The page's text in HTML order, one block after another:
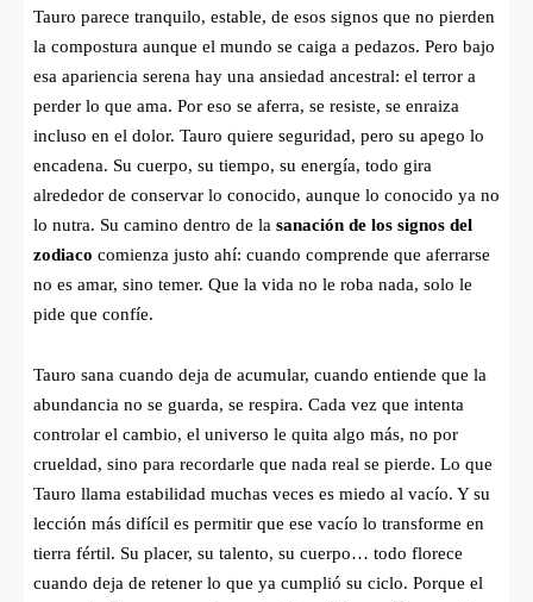
Tauro parece tranquilo, estable, de esos signos que no pierden
la compostura aunque el mundo se caiga a pedazos. Pero bajo
esa apariencia serena hay una ansiedad ancestral: el terror a
perder lo que ama. Por eso se aferra, se resiste, se enraiza
incluso en el dolor. Tauro quiere seguridad, pero su apego lo
encadena. Su cuerpo, su tiempo, su energía, todo gira
alrededor de conservar lo conocido, aunque lo conocido ya no
lo nutra. Su camino dentro de la sanación de los signos del
zodiaco comienza justo ahí: cuando comprende que aferrarse
no es amar, sino temer. Que la vida no le roba nada, solo le
pide que confíe.
Tauro sana cuando deja de acumular, cuando entiende que la
abundancia no se guarda, se respira. Cada vez que intenta
controlar el cambio, el universo le quita algo más, no por
crueldad, sino para recordarle que nada real se pierde. Lo que
Tauro llama estabilidad muchas veces es miedo al vacío. Y su
lección más difícil es permitir que ese vacío lo transforme en
tierra fértil. Su placer, su talento, su cuerpo… todo florece
cuando deja de retener lo que ya cumplió su ciclo. Porque el